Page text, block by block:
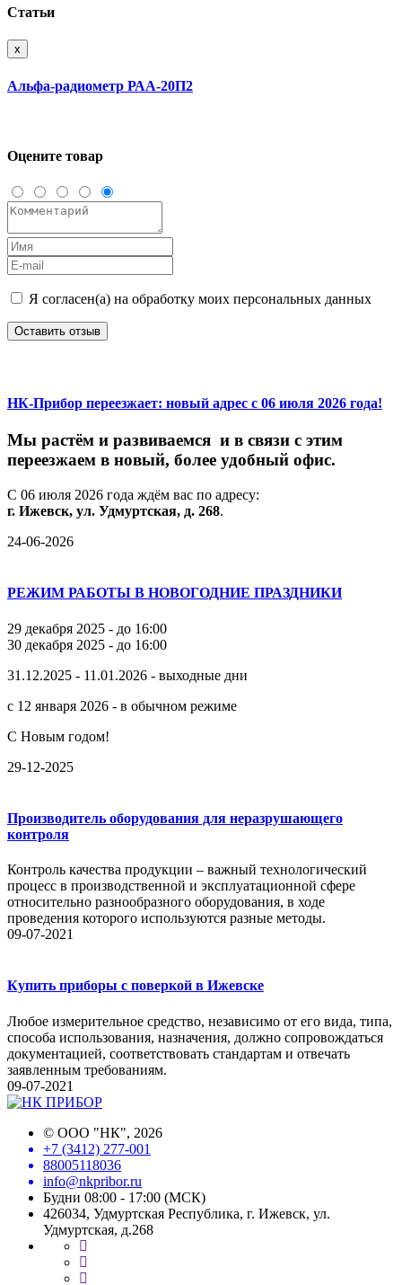
Статьи
x
Альфа-радиометр РАА-20П2
Оцените товар
Я согласен(а) на обработку моих персональных данных
Оставить отзыв
НК-Прибор переезжает: новый адрес с 06 июля 2026 года!
Мы растём и развиваемся и в связи с этим
переезжаем в новый, более удобный офис.
С 06 июля 2026 года ждём вас по адресу:
г. Ижевск, ул. Удмуртская, д. 268.
24-06-2026
РЕЖИМ РАБОТЫ В НОВОГОДНИЕ ПРАЗДНИКИ
29 декабря 2025 - до 16:00
30 декабря 2025 - до 16:00
31.12.2025 - 11.01.2026 - выходные дни
с 12 января 2026 - в обычном режиме
С Новым годом!
29-12-2025
Производитель оборудования для неразрушающего
контроля
Контроль качества продукции – важный технологический
процесс в производственной и эксплуатационной сфере
относительно разнообразного оборудования, в ходе
проведения которого используются разные методы.
09-07-2021
Купить приборы с поверкой в Ижевске
Любое измерительное средство, независимо от его вида, типа,
способа использования, назначения, должно сопровождаться
документацией, соответствовать стандартам и отвечать
заявленным требованиям.
09-07-2021
© ООО "НК", 2026
+7 (3412) 277-001
88005118036
info@nkpribor.ru
Будни 08:00 - 17:00 (МСК)
426034, Удмуртская Республика, г. Ижевск, ул.
Удмуртская, д.268